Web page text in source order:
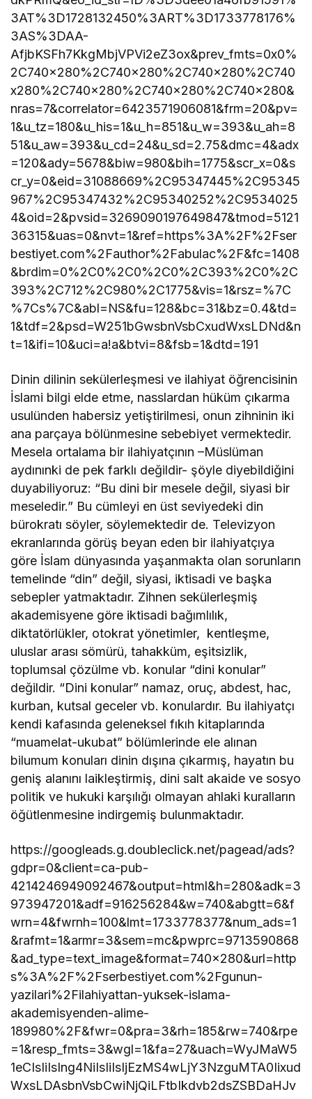
3AT%3D1728132450%3ART%3D1733778176%
3AS%3DAA-
AfjbKSFh7KkgMbjVPVi2eZ3ox&prev_fmts=0x0%
2C740x280%2C740x280%2C740x280%2C740
x280%2C740x280%2C740x280%2C740x280&
nras=7&correlator=6423571906081&frm=20&pv=
1&u_tz=180&u_his=1&u_h=851&u_w=393&u_ah=8
51&u_aw=393&u_cd=24&u_sd=2.75&dmc=4&adx
=120&ady=5678&biw=980&bih=1775&scr_x=0&s
cr_y=0&eid=31088669%2C95347445%2C95345
967%2C95347432%2C95340252%2C9534025
4&oid=2&pvsid=3269090197649847&tmod=5121
36315&uas=0&nvt=1&ref=https%3A%2F%2Fser
bestiyet.com%2Fauthor%2Fabulac%2F&fc=1408
&brdim=0%2C0%2C0%2C0%2C393%2C0%2C
393%2C712%2C980%2C1775&vis=1&rsz=%7C
%7Cs%7C&abl=NS&fu=128&bc=31&bz=0.4&td=
1&tdf=2&psd=W251bGwsbnVsbCxudWxsLDNd&n
t=1&ifi=10&uci=a!a&btvi=8&fsb=1&dtd=191
Dinin dilinin sekülerleşmesi ve ilahiyat öğrencisinin
İslami bilgi elde etme, nasslardan hüküm çıkarma
usulünden habersiz yetiştirilmesi, onun zihninin iki
ana parçaya bölünmesine sebebiyet vermektedir.
Mesela ortalama bir ilahiyatçının –Müslüman
aydınınki de pek farklı değildir- şöyle diyebildiğini
duyabiliyoruz: “Bu dini bir mesele değil, siyasi bir
meseledir.” Bu cümleyi en üst seviyedeki din
bürokratı söyler, söylemektedir de. Televizyon
ekranlarında görüş beyan eden bir ilahiyatçıya
göre İslam dünyasında yaşanmakta olan sorunların
temelinde “din” değil, siyasi, iktisadi ve başka
sebepler yatmaktadır. Zihnen sekülerleşmiş
akademisyene göre iktisadi bağımlılık,
diktatörlükler, otokrat yönetimler, kentleşme,
uluslar arası sömürü, tahakküm, eşitsizlik,
toplumsal çözülme vb. konular “dini konular”
değildir. “Dini konular” namaz, oruç, abdest, hac,
kurban, kutsal geceler vb. konulardır. Bu ilahiyatçı
kendi kafasında geleneksel fıkıh kitaplarında
“muamelat-ukubat” bölümlerinde ele alınan
bilumum konuları dinin dışına çıkarmış, hayatın bu
geniş alanını laikleştirmiş, dini salt akaide ve sosyo
politik ve hukuki karşılığı olmayan ahlaki kuralların
öğütlenmesine indirgemiş bulunmaktadır.
https://googleads.g.doubleclick.net/pagead/ads?
gdpr=0&client=ca-pub-
4214246949092467&output=html&h=280&adk=3
973947201&adf=916256284&w=740&abgtt=6&f
wrn=4&fwrnh=100&lmt=1733778377&num_ads=1
&rafmt=1&armr=3&sem=mc&pwprc=9713590868
&ad_type=text_image&format=740×280&url=http
s%3A%2F%2Fserbestiyet.com%2Fgunun-
yazilari%2Filahiyattan-yuksek-islama-
akademisyenden-alime-
189980%2F&fwr=0&pra=3&rh=185&rw=740&rpe
=1&resp_fmts=3&wgl=1&fa=27&uach=WyJMaW5
1eCIsIiIsIng4NiIsIiIsIjEzMS4wLjY3NzguMTA0Iixud
WxsLDAsbnVsbCwiNjQiLFtbIkdvb2dsZSBDaHJv